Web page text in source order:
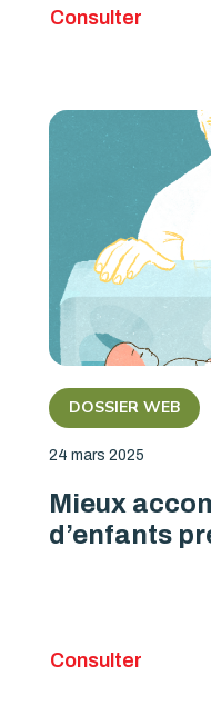
Consulter
DOSSIER WEB
24 mars 2025
Mieux
d’enfants
Consulter